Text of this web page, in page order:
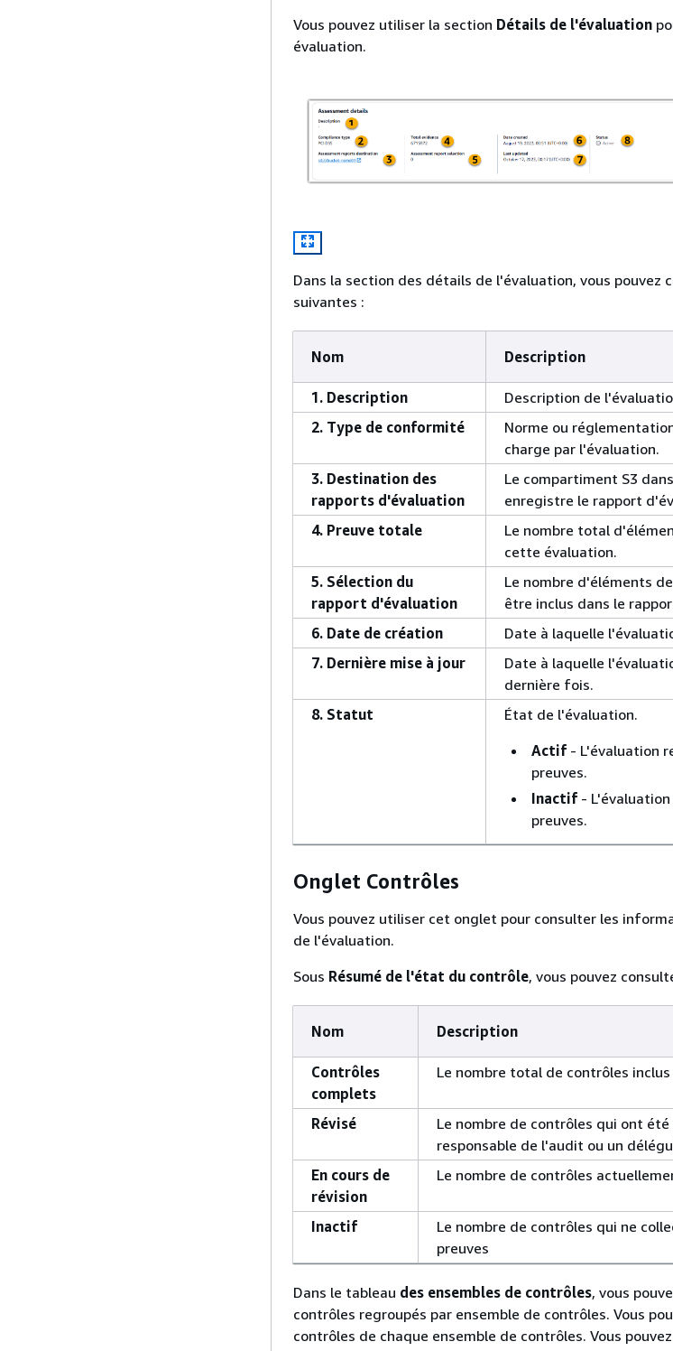
Vous pouvez utiliser la section Détails de l'évaluation
évaluation.
Dans la section des détails de l'évaluation, vous pouvez
suivantes :
Nom Description
1. Description
Description de
2. Type de conformité
Norme ou
charge par l'évaluation.
3. Destination des
rapports d'évaluation
Le compartiment S3
enregistre le rapport
4. Preuve totale
Le nombre total
cette évaluation.
5. Sélection du
rapport d'évaluation
Le nombre d'éléments
être inclus dans le
6. Date de création
Date à laquelle
7. Dernière mise à jour
Date à laquelle
dernière fois.
8. Statut
État de l'évaluation.
Actif - L'évaluation
preuves.
Inactif -
preuves.
Onglet Contrôles
Vous pouvez utiliser cet onglet pour consulter les
de l'évaluation.
Sous Résumé de l'état du contrôle, vous pouvez
Nom Description
Contrôles
complets
Le nombre total de contrôles
Révisé
Le nombre de contrôles qui ont été
responsable de l'audit ou un
En cours de
révision
Le nombre de contrôles
Inactif
Le nombre de contrôles qui ne
preuves
Dans le tableau des ensembles de contrôles, vous
contrôles regroupés par ensemble de contrôles. Vous
contrôles de chaque ensemble de contrôles. Vous